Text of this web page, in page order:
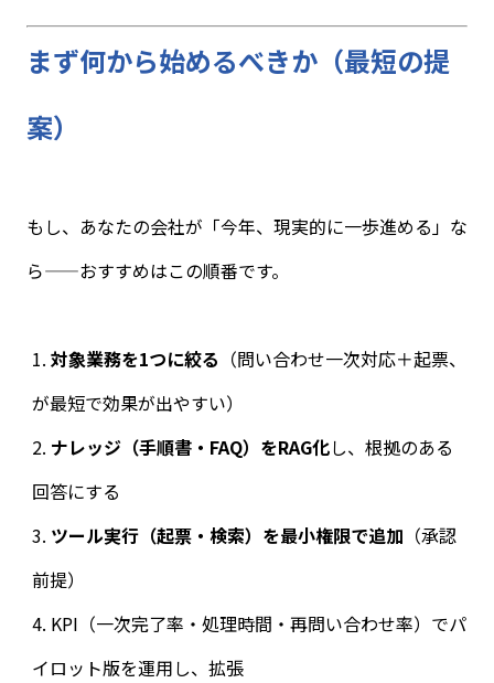
まず何から始めるべきか（最短の提
案）
もし、あなたの会社が「今年、現実的に一歩進める」な
ら——おすすめはこの順番です。
対象業務を1つに絞る （問い合わせ一次対応＋起票、
が最短で効果が出やすい）
ナレッジ（手順書・ FAQ）をRAG化し、根拠のある
回答にする
ツール実行（起票・検索）を最小権限で追加 （承認
前提）
KPI （一次完了率・処理時間・再問い合わせ率）でパ
イロット版を運用し、拡張